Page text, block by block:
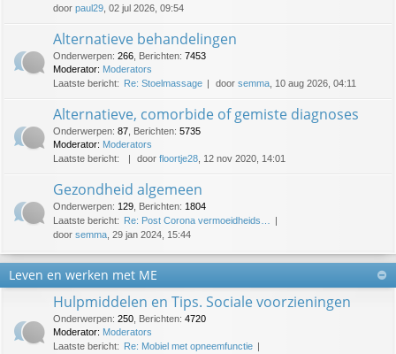
door paul29 , 02 jul 2026, 09:54
Alternatieve behandelingen
Onderwerpen: 266 Berichten: 7453
Moderator: Moderators
Laatste bericht: Re: Stoelmassage door semma , 10 aug 2026, 04:11
Alternatieve, comorbide of gemiste diagnoses
Onderwerpen: 87 Berichten: 5735
Moderator: Moderators
Laatste bericht:
door floortje28 , 12 nov 2020, 14:01
Gezondheid algemeen
Onderwerpen: 129 Berichten: 1804
Laatste bericht: Re: Post Corona vermoeidheids…
door semma , 29 jan 2024, 15:44
Leven en werken met ME
Hulpmiddelen en Tips. Sociale voorzieningen
Onderwerpen: 250 Berichten: 4720
Moderator: Moderators
Laatste bericht: Re: Mobiel met opneemfunctie